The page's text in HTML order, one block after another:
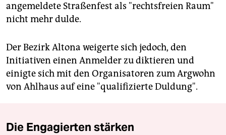
angemeldete Straßenfest als "rechtsfreien Raum"
nicht mehr dulde.
Der Bezirk Altona weigerte sich jedoch, den
Initiativen einen Anmelder zu diktieren und
einigte sich mit den Organisatoren zum Argwohn
von Ahlhaus auf eine "qualifizierte Duldung".
Die Engagierten stärken